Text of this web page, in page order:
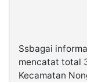
Ssbagai
mencatat total
Kecamatan